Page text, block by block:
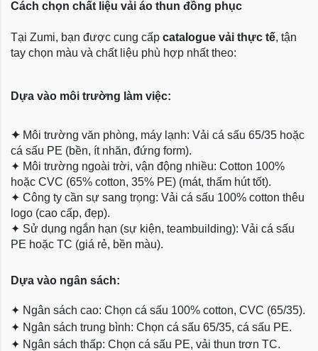
Cách chọn chất liệu vải áo thun đồng phục
Tại Zumi, bạn được cung cấp catalogue vải thực tế, tận
tay chọn màu và chất liệu phù hợp nhất theo:
Dựa vào môi trường làm việc:
✦ Môi trường văn phòng, máy lạnh: Vải cá sấu 65/35 hoặc
cá sấu PE (bền, ít nhăn, đứng form).
✦ Môi trường ngoài trời, vận động nhiều: Cotton 100%
hoặc CVC (65% cotton, 35% PE) (mát, thấm hút tốt).
✦ Công ty cần sự sang trọng: Vải cá sấu 100% cotton thêu
logo (cao cấp, đẹp).
✦ Sử dụng ngắn hạn (sự kiện, teambuilding): Vải cá sấu
PE hoặc TC (giá rẻ, bền màu).
Dựa vào ngân sách:
✦ Ngân sách cao: Chọn cá sấu 100% cotton, CVC (65/35).
✦ Ngân sách trung bình: Chọn cá sấu 65/35, cá sấu PE.
✦ Ngân sách thấp: Chọn cá sấu PE, vải thun trơn TC.